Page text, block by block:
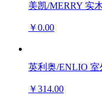
美凯/MERRY 实
￥0.00
英利奥/ENLIO
￥314.00